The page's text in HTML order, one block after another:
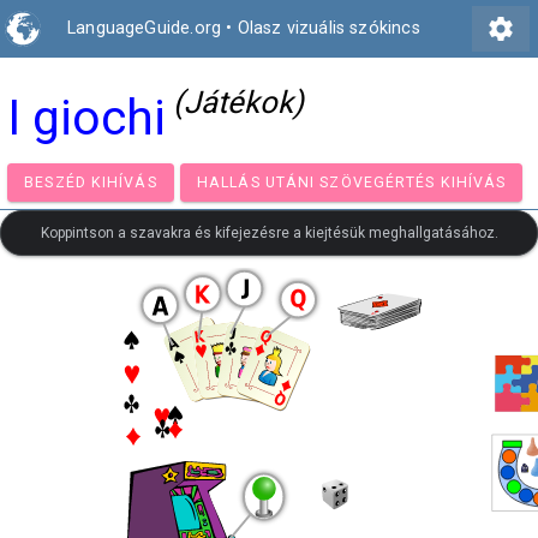
LanguageGuide.org • Olasz vizuális szókincs settings
I giochi (Játékok)
BESZÉD KIHÍVÁS HALLÁS UTÁNI SZÖVEGÉRTÉS
Koppintson a szavakra és kifejezésre a kiejtésük meghallgatásához.